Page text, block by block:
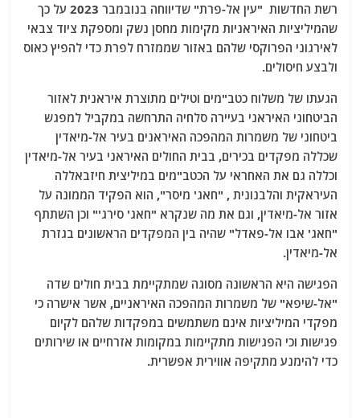
רשת החדשות "עין אל-פרת" שדיווחה בנובמבר 2023 על כך
שהמיליציות האיראניות מקימות מחסן נשק ומספקת ציוד צבאי
לאירגוני הפרוקסי שלהם באזור שממזרח לפרת כדי להפיץ כאוס
ולבצע חיסולים.
הגעתו של משלוח כטב"מים וטילים מתוצרת איראנית לאזור
הביטחוני האיראני בעיירה סלחיה התרחשה במקביל למפגש
ביטחוני של משמרות המהפכה האיראנים בעיר אל-מיאדין
שכללה מפקדים בכירים, בבית החולים האיראני בעיר אל-מיאדין
וכללה גם את האחראי על הכטב"מים במיליצית חיזבאללה
העיראקית והלבנונית , "חאג' מיסר", הוא הפקיד הממונה על
אזור אל-מיאדין, וגם את מה שנקרא "חאג' סירג'" וכן השתתף
"חאג' אבו אל-פאדל" שהיה בין המפקדים הראשונים בגזרת
אל-מיאדין.
הפגישה היא הראשונה מסוגה שמתקיימת בבית חולים שדה
"אל-שיפא" של משמרות המהפכה האיראניים, אשר אישרה כי
מפקדי המיליציות אינם משתמשים במפקדות שלהם לקיום
פגישות וכי הפגישות מתקיימות במקומות אזרחיים או שירותים
כדי להימנע מתקיפה אווירית אפשרית.